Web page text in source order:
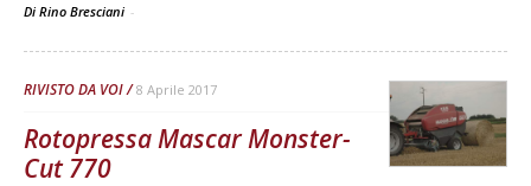
Di Rino Bresciani -
RIVISTO DA VOI 8 Aprile 2017
Rotopressa Mascar Monster-
Cut 770